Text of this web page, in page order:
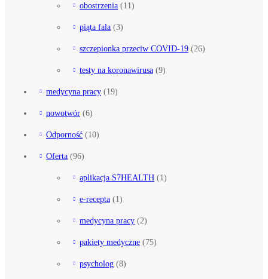
obostrzenia (11)
piąta fala (3)
szczepionka przeciw COVID-19 (26)
testy na koronawirusa (9)
medycyna pracy (19)
nowotwór (6)
Odporność (10)
Oferta (96)
aplikacja S7HEALTH (1)
e-recepta (1)
medycyna pracy (2)
pakiety medyczne (75)
psycholog (8)